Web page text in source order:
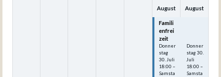
August
Famili
enfrei
zeit
Donner
stag
30. Juli
18:00 –
Samsta
August
Donner
stag30.
Juli
18:00 –
Samsta